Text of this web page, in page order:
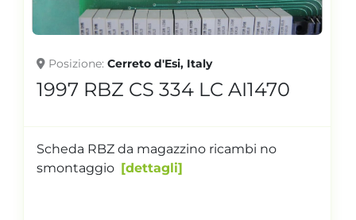
Posizione Cerreto d'Esi, Italy
1997 RBZ CS 334 LC AI1470
Scheda RBZ da magazzino ricambi no
smontaggio
dettagli